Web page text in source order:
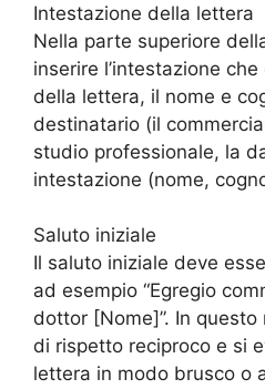
Intestazione della lettera
Nella parte superiore
inserire l’intestazione
della lettera, il nome e
destinatario (il
studio professionale, la
intestazione (nome,
Saluto iniziale
Il saluto iniziale deve
ad esempio “Egregio
dottor [Nome]”. In
di rispetto reciproco e si
lettera in modo brusco o